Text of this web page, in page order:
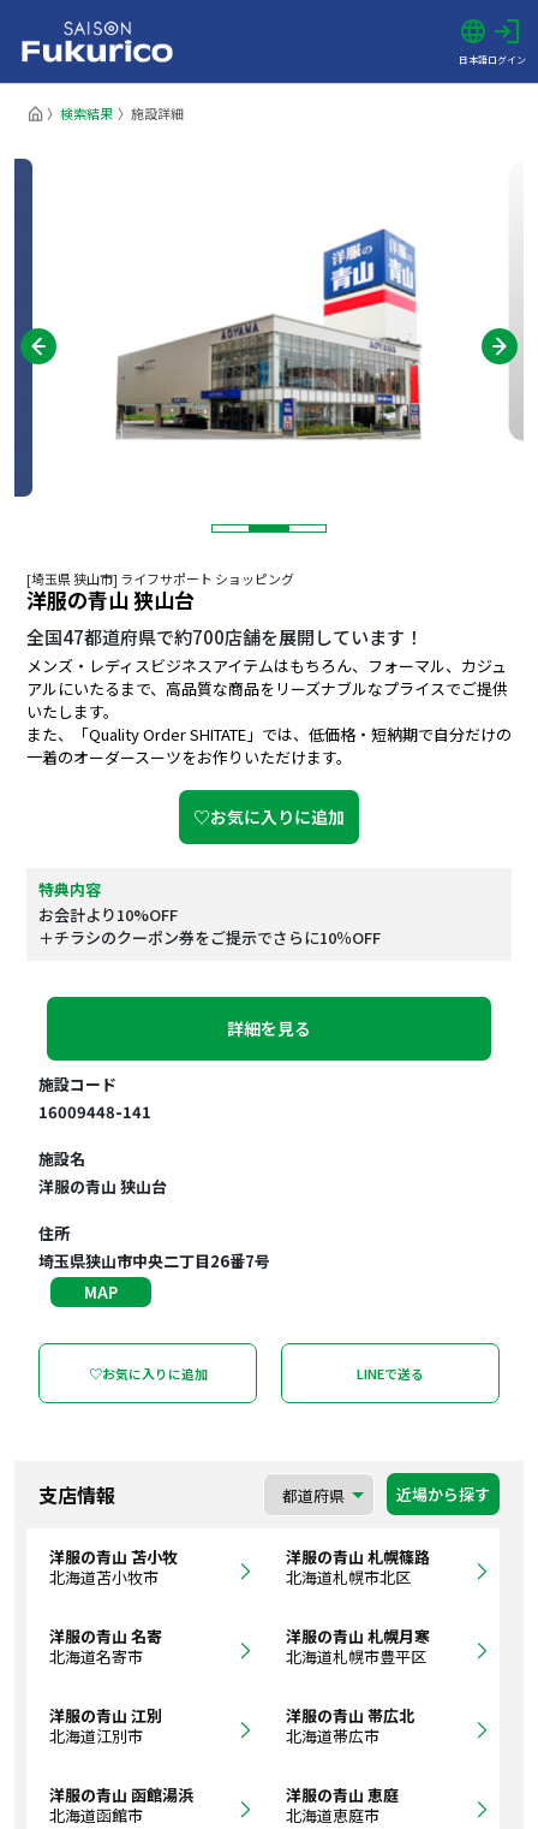
日本語ログイン
検索結果 施設詳細
[埼玉県 狭山市] ライフサポート ショッピング
洋服の青山 狭山台
全国47都道府県で約700店舗を展開しています！
メンズ・レディスビジネスアイテムはもちろん、フォーマル、カジュ
アルにいたるまで、高品質な商品をリーズナブルなプライスでご提供
いたします。
また、「Quality Order SHITATE」では、低価格・短納期で自分だけの
一着のオーダースーツをお作りいただけます。
♡お気に入りに追加
特典内容
お会計より10%OFF
＋チラシのクーポン券をご提示でさらに10％OFF
詳細を見る
施設コード
16009448-141
施設名
洋服の青山 狭山台
住所
埼玉県狭山市中央二丁目26番7号
MAP
♡お気に入りに追加 LINEで送る
支店情報 近場から探す
洋服の青山 苫小牧
北海道苫小牧市
洋服の青山 札幌篠路
北海道札幌市北区
洋服の青山 名寄
北海道名寄市
洋服の青山 札幌月寒
北海道札幌市豊平区
洋服の青山 江別
北海道江別市
洋服の青山 帯広北
北海道帯広市
洋服の青山 函館湯浜
北海道函館市
洋服の青山 恵庭
北海道恵庭市